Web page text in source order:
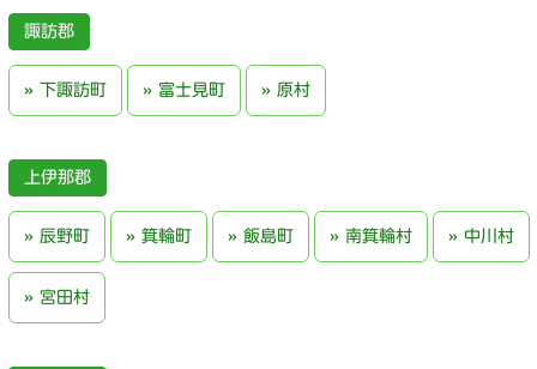
諏訪郡
下諏訪町 富士見町 原村
上伊那郡
辰野町 箕輪町 飯島町 南箕輪村 中川村
宮田村